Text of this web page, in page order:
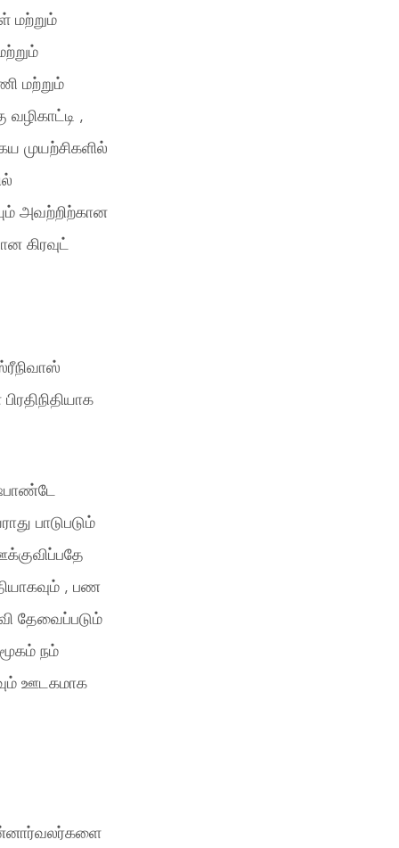
மற்றும்
மற்றும்
,
முயற்சிகளில்
அவற்றிற்கான
கிரவுட்
பாடுபடும்
, பண
தேவைப்படும்
நம்
ஊடகமாக